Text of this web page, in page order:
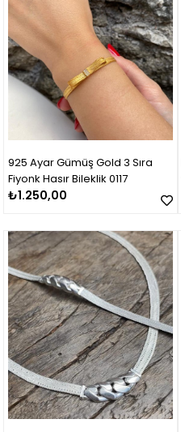
925 Ayar Gümüş Gold 3 Sıra
Fiyonk Hasır Bileklik 0117
₺1.250,00